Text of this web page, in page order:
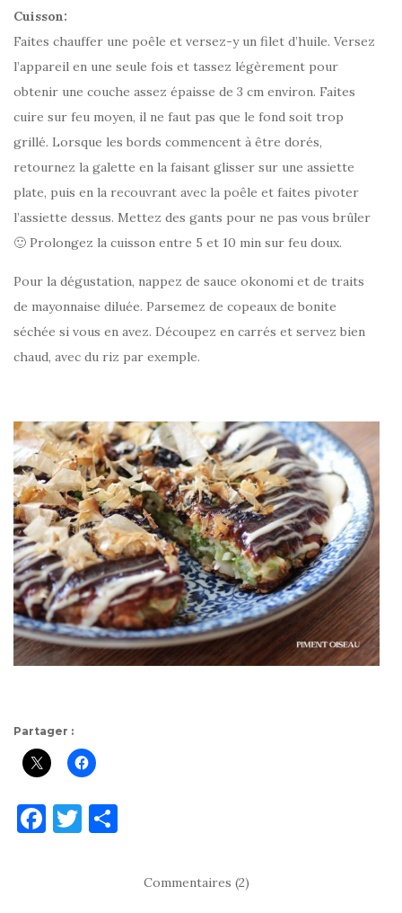
Cuisson:
Faites chauffer une poêle et versez-y un filet d’huile. Versez
l’appareil en une seule fois et tassez légèrement pour
obtenir une couche assez épaisse de 3 cm environ. Faites
cuire sur feu moyen, il ne faut pas que le fond soit trop
grillé. Lorsque les bords commencent à être dorés,
retournez la galette en la faisant glisser sur une assiette
plate, puis en la recouvrant avec la poêle et faites pivoter
l’assiette dessus. Mettez des gants pour ne pas vous brûler
🙂 Prolongez la cuisson entre 5 et 10 min sur feu doux.
Pour la dégustation, nappez de sauce okonomi et de traits
de mayonnaise diluée. Parsemez de copeaux de bonite
séchée si vous en avez. Découpez en carrés et servez bien
chaud, avec du riz par exemple.
Partager :
F T
Commentaires (2)